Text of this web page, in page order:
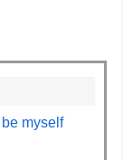
myself